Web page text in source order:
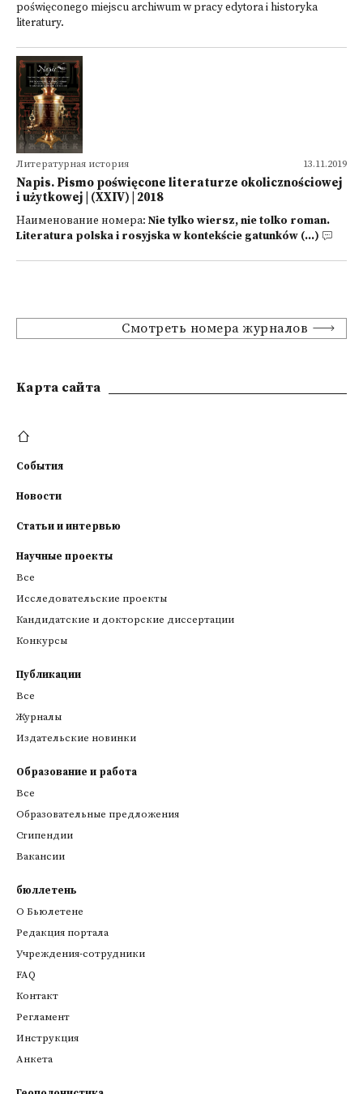
poświęconego miejscu archiwum w pracy edytora i historyka
literatury.
13.11.2019
Литературная история
Napis. Pismo poświęcone literaturze okolicznościowej
i użytkowej | (XXIV) | 2018
Наименование номера: Nie tylko wiersz, nie tolko roman.
Literatura polska i rosyjska w kontekście gatunków (...)
Смотреть номера журналов
Kарта сайта
События
Новости
Статьи и интервью
Научные проекты
Все
Исследовательские проекты
Кандидатские и докторские диссертации
Конкурсы
Публикации
Все
Журналы
Издательские новинки
Образование и работа
Все
Образовательные предложения
Стипендии
Вакансии
бюллетень
О Бьюлетене
Редакция портала
Учреждения-сотрудники
FAQ
Контакт
Регламент
Инструкция
Анкета